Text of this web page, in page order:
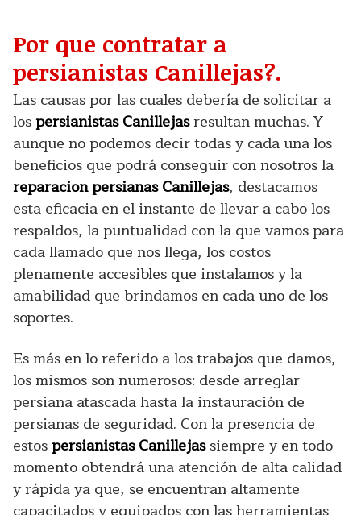
Por que contratar a
persianistas Canillejas?.
Las causas por las cuales debería de solicitar a
lospersianistas Canillejasresultan muchas. Y
aunque no podemos decir todas y cada una los
beneficios que podrá conseguir con nosotros la
reparacion persianas Canillejas, destacamos
esta eficacia en el instante de llevar a cabo los
respaldos, la puntualidad con la que vamos para
cada llamado que nos llega, los costos
plenamente accesibles que instalamos y la
amabilidad que brindamos en cada uno de los
soportes.
Es más en lo referido a los trabajos que damos,
los mismos son numerosos: desde arreglar
persiana atascada hasta la instauración de
persianas de seguridad. Con la presencia de
estospersianistas Canillejassiempre y en todo
momento obtendrá una atención de alta calidad
y rápida ya que, se encuentran altamente